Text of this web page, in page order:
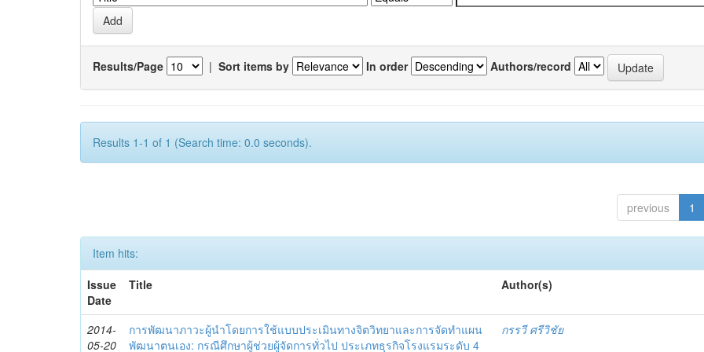
Results/Page | Sort items by In order Authors/record
Results 1-1 of 1 (Search time: 0.0 seconds).
previous 1
Item hits:
Issue
Date
Title Author(s)
2014-
05-20
การพัฒนาภาวะผู้นำโดยการใช้แบบประเมินทางจิตวิทยาและการจัดทำแผน
พัฒนาตนเอง: กรณีศึกษาผู้ช่วยผู้จัดการทั่วไป ประเภทธุรกิจโรงแรมระดับ 4
กรรวี ศรีวิชัย